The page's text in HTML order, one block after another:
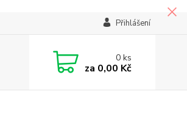
Přihlášení
0ks
za 0,00 Kč